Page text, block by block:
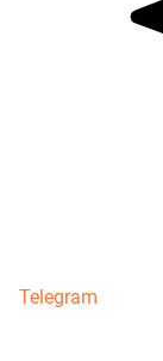
Telegram